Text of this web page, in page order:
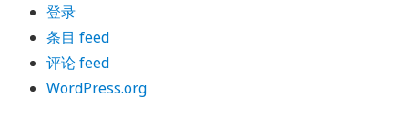
登录
条目 feed
评论 feed
WordPress.org